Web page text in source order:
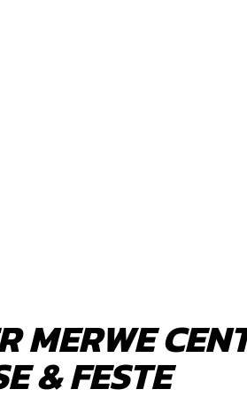
MERWE
& FESTE